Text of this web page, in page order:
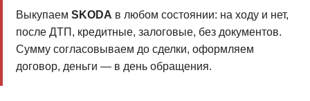
Выкупаем SKODA в любом состоянии: на ходу и нет,
после ДТП, кредитные, залоговые, без документов.
Сумму согласовываем до сделки, оформляем
договор, деньги — в день обращения.